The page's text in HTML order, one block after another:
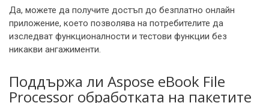
Да, можете да получите достъп до безплатно онлайн
приложение, което позволява на потребителите да
изследват функционалности и тестови функции без
никакви ангажименти.
Поддържа ли Aspose eBook File
Processor обработката на пакетите